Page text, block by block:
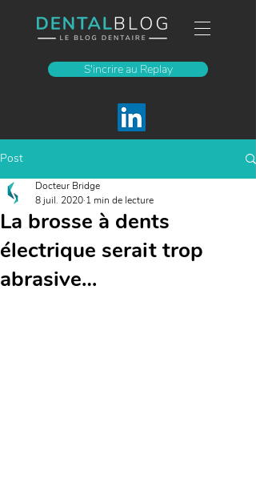
S'incrire au Replay
Post
La brosse à dents
électrique serait trop
abrasive…
Docteur Bridge
8 juil. 2020 1 min de lecture